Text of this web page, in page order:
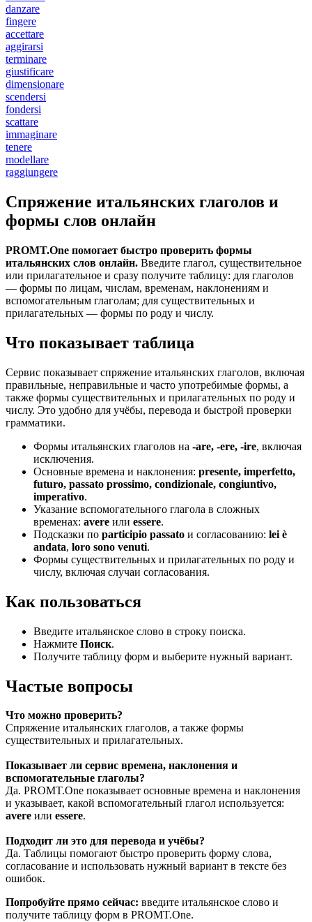
danzare
fingere
accettare
aggirarsi
terminare
giustificare
dimensionare
scendersi
fondersi
scattare
immaginare
tenere
modellare
raggiungere
Спряжение итальянских глаголов и
формы слов онлайн
PROMT.One помогает быстро проверить формы
итальянских слов онлайн. Введите глагол, существительное
или прилагательное и сразу получите таблицу: для глаголов
— формы по лицам, числам, временам, наклонениям и
вспомогательным глаголам; для существительных и
прилагательных — формы по роду и числу.
Что показывает таблица
Сервис показывает спряжение итальянских глаголов, включая
правильные, неправильные и часто употребимые формы, а
также формы существительных и прилагательных по роду и
числу. Это удобно для учёбы, перевода и быстрой проверки
грамматики.
Формы итальянских глаголов на -are, -ere, -ire, включая
исключения.
Основные времена и наклонения: presente, imperfetto,
futuro, passato prossimo, condizionale, congiuntivo,
imperativo.
Указание вспомогательного глагола в сложных
временах: avere или essere.
Подсказки по participio passato и согласованию: lei è
andata, loro sono venuti.
Формы существительных и прилагательных по роду и
числу, включая случаи согласования.
Как пользоваться
Введите итальянское слово в строку поиска.
Нажмите Поиск.
Получите таблицу форм и выберите нужный вариант.
Частые вопросы
Что можно проверить?
Спряжение итальянских глаголов, а также формы
существительных и прилагательных.
Показывает ли сервис времена, наклонения и
вспомогательные глаголы?
Да. PROMT.One показывает основные времена и наклонения
и указывает, какой вспомогательный глагол используется:
avere или essere.
Подходит ли это для перевода и учёбы?
Да. Таблицы помогают быстро проверить форму слова,
согласование и использовать нужный вариант в тексте без
ошибок.
Попробуйте прямо сейчас: введите итальянское слово и
получите таблицу форм в PROMT.One.